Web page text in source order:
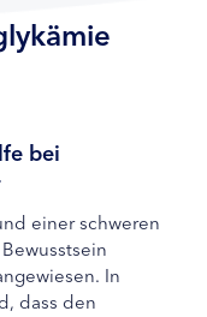
bei
einer schweren
In
dass den